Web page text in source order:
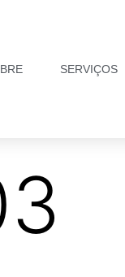
SERVIÇOS